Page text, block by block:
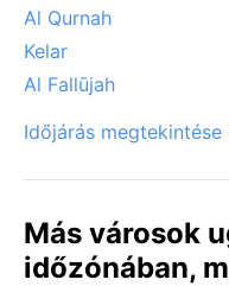
Al Qurnah
Kelar
Al Fallūjah
Időjárás
Más városok
időzónában,